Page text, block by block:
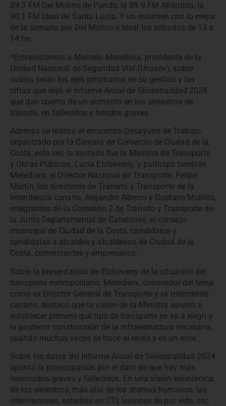
89.3 FM Del Molino de Pando, la 89.9 FM Atlántida, la
90.1 FM Ideal de Santa Lucía. Y un resumen con lo mejor
de la semana por Del Molino e Ideal los sábados de 13 a
14 hs.
*Entrevistamos a Marcelo Metediera, presidente de la
Unidad Nacional de Seguridad Vial (Unasev), sobre
cuáles serán los ejes prioritarios en su gestión y las
cifras que dejó el Informe Anual de Siniestralidad 2024
que dan cuenta de un aumento en los siniestros de
tránsito, en fallecidos y heridos graves.
Además se realizó el encuentro Desayuno de Trabajo
organizado por la Cámara de Comercio de Ciudad de la
Costa, esta vez la invitada fue la Ministra de Transporte
y Obras Públicas, Lucia Etcheverry, y participó también
Metediera, el Director Nacional de Transporte, Felipe
Martín, los directores de Tránsito y Transporte de la
Intendencia canaria, Alejandro Alberro y Gustavo Mobilio,
integrantes de la Comisión 2 de Tránsito y Transporte de
la Junta Departamental de Canelones, el consejo
municipal de Ciudad de la Costa, candidatos y
candidatas a alcaldes y alcaldesas de Ciudad de la
Costa, comerciantes y empresarios.
Sobre la presentación de Etcheverry de la situación del
transporte metropolitano, Metediera, conocedor del tema
como ex Director General de Transporte y ex Intendente
canario, destacó que la visión de la Ministra apuntó a
establecer primero qué tipo de transporte se va a elegir y
la posterior construcción de la infraestructura necesaria,
cuando muchas veces se hace al revés y es un error.
Sobre los datos del Informe Anual de Siniestralidad 2024
apuntó la preocupación por el dato de que hay más
lesionados graves y fallecidos. En una visión económica
de los siniestros, más allá de los dramas humanos, las
internaciones, estadías en CTI, lesiones de por vida, etc.